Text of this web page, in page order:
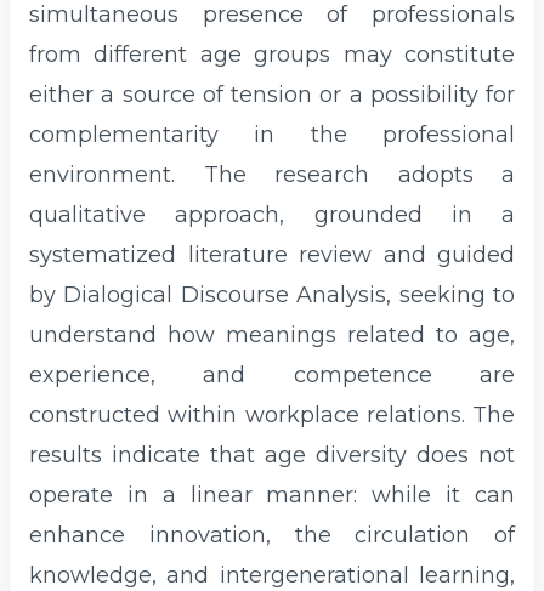
simultaneous presence of professionals
from different age groups may constitute
either a source of tension or a possibility for
complementarity in the professional
environment. The research adopts a
qualitative approach, grounded in a
systematized literature review and guided
by Dialogical Discourse Analysis, seeking to
understand how meanings related to age,
experience, and competence are
constructed within workplace relations. The
results indicate that age diversity does not
operate in a linear manner: while it can
enhance innovation, the circulation of
knowledge, and intergenerational learning,